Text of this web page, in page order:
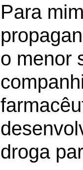
Para
o menor
droga